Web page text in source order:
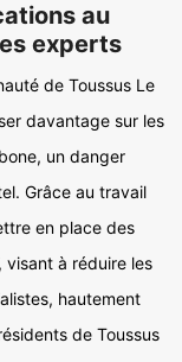
au
experts
de Toussus Le
davantage sur les
un danger
Grâce au travail
en place des
visant à réduire les
hautement
de Toussus